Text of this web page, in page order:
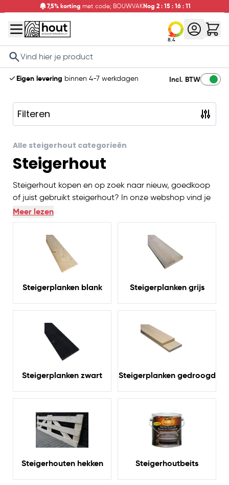
7,5% korting met code; BOUWVAKNog 2 : 15 : 16 : 10
8.4
Search
Gratisverzending vanaf 2000,-
Eigen levering binnen 4-7 werkdagen Incl. BTW
Filteren
Skip to product list
Alle steigerhout categorieën
Steigerhout
Steigerhout kopen en op zoek naar nieuw, goedkoop
of juist gebruikt steigerhout? In onze webshop vind je
voordelig steigerhout van goede kwaliteit. Onze
planken zijn fijnbezaagd, waardoor het aantal
splinters aanzienlijk minder is dan bij gewoon
gezaagde planken. Daarnaast bieden we ze in allerlei
soorten en maten aan. Bekijk ons assortiment
steigerplanken en laat je bestelling eenvoudig en snel
bij je thuis afleveren.
Meer lezen
Steigerplanken blank Steigerplanken grijs
Steigerplanken zwart Steigerplanken gedroogd
Steigerhouten hekken Steigerhoutbeits